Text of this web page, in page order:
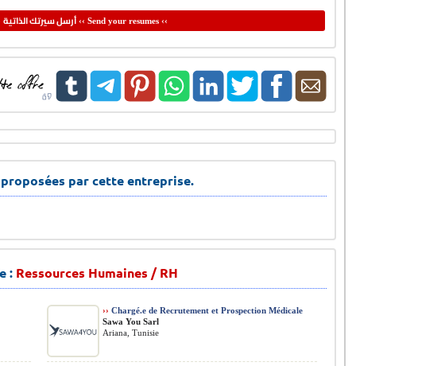
أرسل سيرتك الذاتية‹‹ Send your resumes ‹‹
par cette entreprise.
: Ressources Humaines / RH
›› Chargé.e de Recrutement et Prospection Médicale
Sawa You Sarl
Ariana, Tunisie